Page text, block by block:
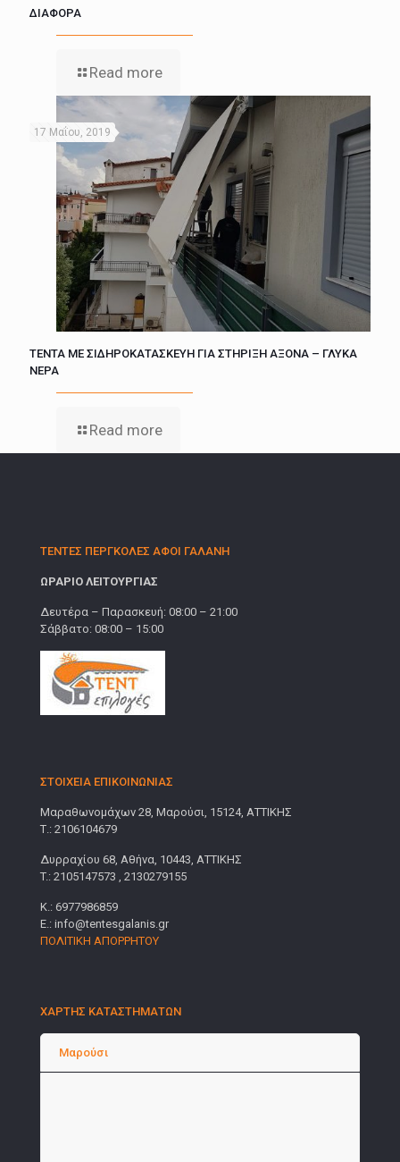
ΔΙΑΦΟΡΑ
Read more
17 Μαΐου, 2019
ΤΕΝΤΑ ΜΕ ΣΙΔΗΡΟΚΑΤΑΣΚΕΥΗ ΓΙΑ ΣΤΗΡΙΞΗ ΑΞΟΝΑ – ΓΛΥΚΑ
ΝΕΡΑ
Read more
ΤΕΝΤΕΣ ΠΕΡΓΚΟΛΕΣ ΑΦΟΙ ΓΑΛΑΝΗ
ΩΡΑΡΙΟ ΛΕΙΤΟΥΡΓΙΑΣ
Δευτέρα – Παρασκευή: 08:00 – 21:00
Σάββατο: 08:00 – 15:00
ΣΤΟΙΧΕΙΑ ΕΠΙΚΟΙΝΩΝΙΑΣ
Μαραθωνομάχων 28, Μαρούσι, 15124, ΑΤΤΙΚΗΣ
Τ.: 2106104679
Δυρραχίου 68, Αθήνα, 10443, ΑΤΤΙΚΗΣ
T.: 2105147573 , 2130279155
Κ.: 6977986859
E.: info@tentesgalanis.gr
ΠΟΛΙΤΙΚΗ ΑΠΟΡΡΗΤΟΥ
ΧΑΡΤΗΣ ΚΑΤΑΣΤΗΜΑΤΩΝ
Μαρούσι